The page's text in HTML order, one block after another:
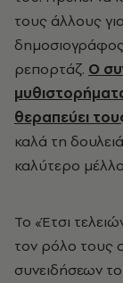
τους άλλους
δημοσιογράφος
ρεπορτάζ. Ο
θεραπεύει
καλά τη
καλύτερο
Το «Έτσι
τον ρόλο τους
συνειδήσεων